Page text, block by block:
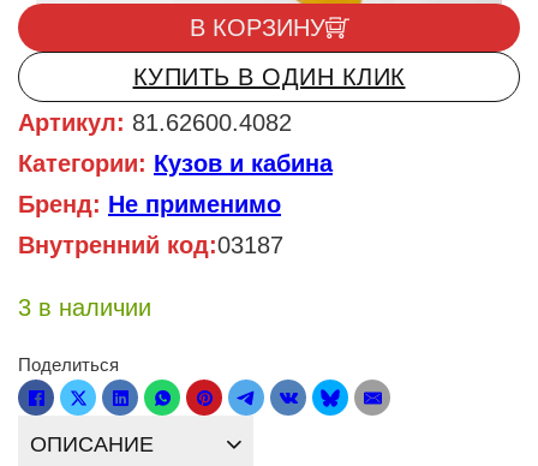
и
з
5
В КОРЗИНУ
КУПИТЬ В ОДИН КЛИК
Артикул: 81.62600.4082
Категории: Кузов и кабина
Бренд: Не применимо
Внутренний код:03187
3 в наличии
Поделиться
ОПИСАНИЕ